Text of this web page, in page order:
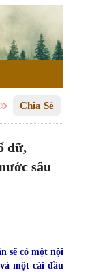
Chia Sẻ
dữ,
sâu
sẽ có một nội
một cái đầu